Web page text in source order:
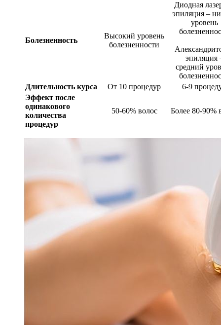
Болезненность
Высокий уровень
болезненности
Диодная
эпиляция –
уровень
эпиляция
средний
Длительность курса
От 10 процедур
6-9
Эффект после
одинакового
количества
процедур
50-60% волос Более 80-90%